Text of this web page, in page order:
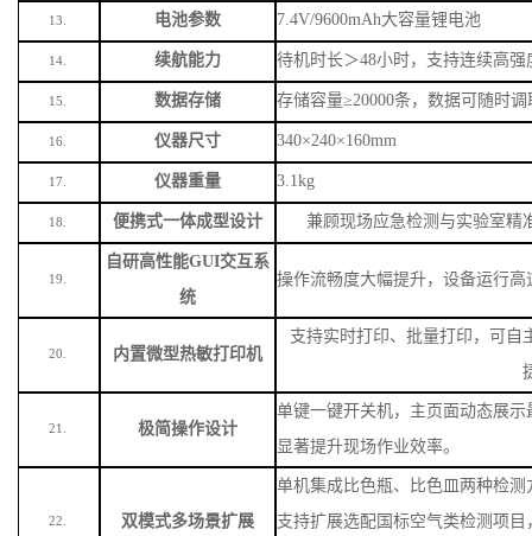
13. 电池参数 7.4V/9600mAh大容量锂电池
14. 续航能力 待机时长＞48小时，支持连续高
15. 数据存储 存储容量≥20000条，数据可随时
16. 仪器尺寸 340×240×160mm
17. 仪器重量 3.1kg
18. 便携式一体成型设计 兼顾现场应急检测与实验室精
19.
自研高性能GUI交互系
统
操作流畅度大幅提升，设备运行
20. 内置微型热敏打印机
支持实时打印、批量打印，可自
21. 极简操作设计
单键一键开关机，主页面动态展
显著提升现场作业效率。
22. 双模式多场景扩展
单机集成比色瓶、比色皿两种检
支持扩展选配国标空气类检测项